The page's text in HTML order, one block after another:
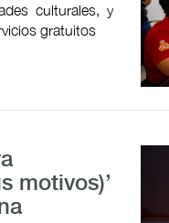
culturales, y
gratuitos
motivos)’